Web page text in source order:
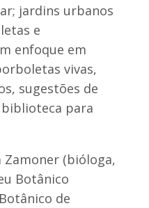
jardins urbanos
e
enfoque em
vivas,
sugestões de
para
(bióloga,
Botânico
de